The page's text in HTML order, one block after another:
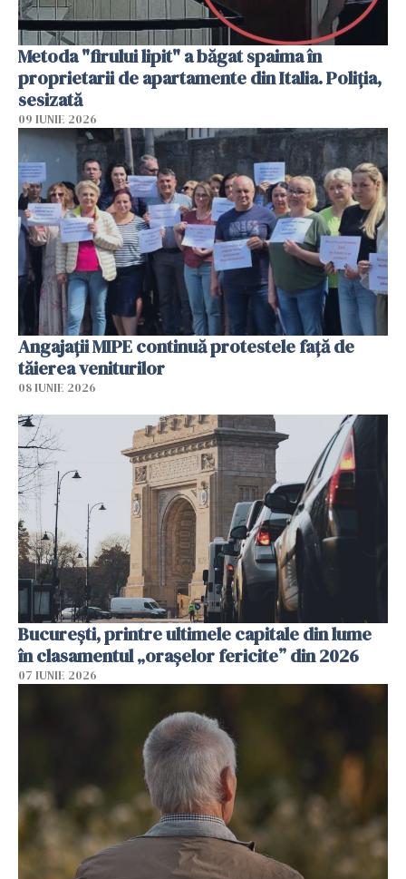
Metoda "firului lipit" a băgat spaima în
proprietarii de apartamente din Italia. Poliția,
sesizată
09 IUNIE 2026
Angajaţii MIPE continuă protestele faţă de
tăierea veniturilor
08 IUNIE 2026
București, printre ultimele capitale din lume
în clasamentul „orașelor fericite” din 2026
07 IUNIE 2026